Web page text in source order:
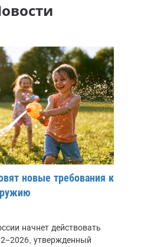
новые требования к
начнет действовать
утвержденный